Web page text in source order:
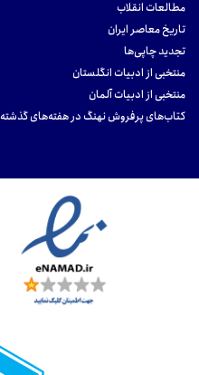
مطالعات انقلاب
تاریخ معاصر ایران
تجدید چاپی‌ها
منتخبی از ادبیات انگلستان
منتخبی از ادبیات آلمان
کتاب‌های پرفروش نهنگ در هفته‌های گذشته